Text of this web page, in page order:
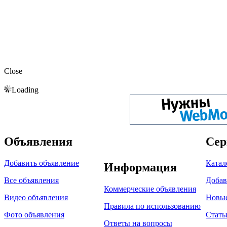
Close
Loading
Объявления
Добавить объявление
Все объявления
Видео объявления
Фото объявления
Информация
Коммерческие объявления
Правила по использованию
Ответы на вопросы